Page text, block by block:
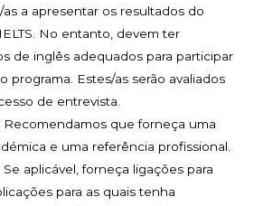
a apresentar os resultados do
No entanto, devem ter
de inglês adequados para participar
programa. Estes/as serão avaliados
de entrevista.
Recomendamos que forneça uma
e uma referência profissional.
Se aplicável, forneça ligações para
para as quais tenha